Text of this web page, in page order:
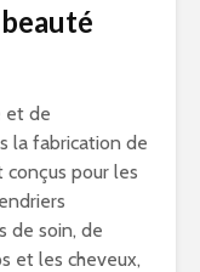
et de
la fabrication de
conçus pour les
de soin, de
et les cheveux,